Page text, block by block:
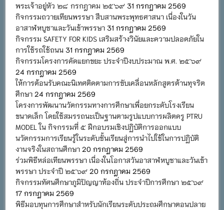
พระเจ้าอยู่หัว ๒๘ กรกฎาคม ๒๕๖๙ 31 กรกฎาคม 2569
กิจกรรมถวายเทียนพรรษา สืบสานพระพุทธศาสนา เนื่องในวัน
อาสาฬหบูชาและวันเข้าพรรษา 31 กรกฎาคม 2569
กิจกรรม SAFETY FOR KIDS เสริมสร้างวินัยและความปลอดภัยใน
การใช้รถใช้ถนน 31 กรกฎาคม 2569
กิจกรรมโครงการคัดแยกขยะ ประจำปีงบประมาณ พ.ศ. ๒๕๖๙
24 กรกฎาคม 2569
ให้การต้อนรับคณะนิเทศติดตามการขับเคลื่อนหลักสูตรต้านทุจริต
ศึกษา 24 กรกฎาคม 2569
โครงการพัฒนานวัตกรรมทางการศึกษาเพื่อยกระดับโรงเรียน
ขนาดเล็ก โดยใช้สมรรถนะเป็นฐานตามรูปแบบการผลิตครู PTRU
MODEL ใน กิจกรรมที่ ๕ ฝึกอบรมเชิงปฏิบัติการออกแบบ
นวัตกรรมการเรียนรู้ในระดับชั้นเรียนสู่การนำไปใช้ในการปฏิบัติ
งานจริงในสถานศึกษา 20 กรกฎาคม 2569
ร่วมพิธีหล่อเทียนพรรษา เนื่องในโอกาสวันอาสาฬหบูชาและวันเข้า
พรรษา ประจำปี ๒๕๖๙ 20 กรกฎาคม 2569
กิจกรรมทัศนศึกษาภูมิปัญญาท้องถิ่น ประจำปีการศึกษา ๒๕๖๙
17 กรกฎาคม 2569
พิธีมอบทุนการศึกษาสำหรับนักเรียนระดับประถมศึกษาตอนปลาย